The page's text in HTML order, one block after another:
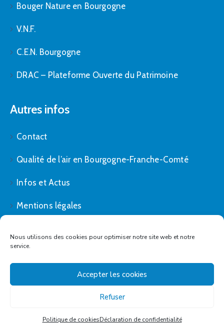
Nous utilisons des cookies pour optimiser notre site web et notre
service.
Accepter les cookies
Refuser
Politique de cookiesDéclaration de confidentialité
Bouger Nature en Bourgogne
V.N.F.
C.E.N. Bourgogne
DRAC – Plateforme Ouverte du Patrimoine
Autres infos
Contact
Qualité de l’air en Bourgogne-Franche-Comté
Infos et Actus
Mentions légales